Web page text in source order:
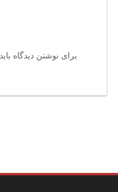
برای نوشتن دیدگاه باید